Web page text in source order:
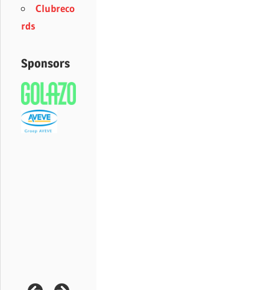
Clubreco
rds
Sponsors